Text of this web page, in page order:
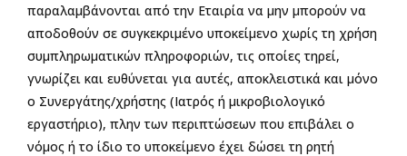
παραλαμβάνονται από την Εταιρία να μην μπορούν να
αποδοθούν σε συγκεκριμένο υποκείμενο χωρίς τη χρήση
συμπληρωματικών πληροφοριών, τις οποίες τηρεί,
γνωρίζει και ευθύνεται για αυτές, αποκλειστικά και μόνο
ο Συνεργάτης/χρήστης (Ιατρός ή μικροβιολογικό
εργαστήριο), πλην των περιπτώσεων που επιβάλει ο
νόμος ή το ίδιο το υποκείμενο έχει δώσει τη ρητή